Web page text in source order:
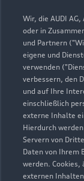
Wir, die AUDI
oder in
und Partnern
eigene und
verwenden
verbessern, den
und auf Ihre
einschließlich
externe Inhalte
Hierdurch
Servern von
Daten von Ihrem
werden. Cookies,
externen
86674
08276